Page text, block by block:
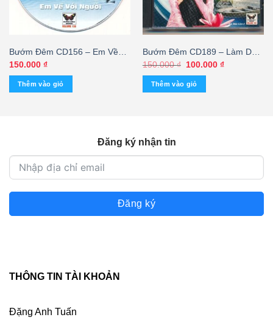
Bướm Đêm CD156 – Em Về
Với Người – Ngọc Sơn Bất Hủ
6 (K Bìa)
150.000 ₫
Thêm vào giỏ
Bướm Đêm CD189 – Làm Dâu
Xứ Lạ – The Best Of Cẩm Ly
15 (KGTH9)
150.000₫
Giá
là:
150.000 ₫.
100.000 ₫Giá
Thêm vào giỏ
Đăng ký nhận tin
Đăng ký
THÔNG TIN TÀI KHOẢN
Đặng Anh Tuấn